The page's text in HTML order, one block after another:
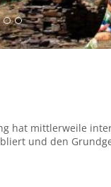
hat mittlerweile
und den